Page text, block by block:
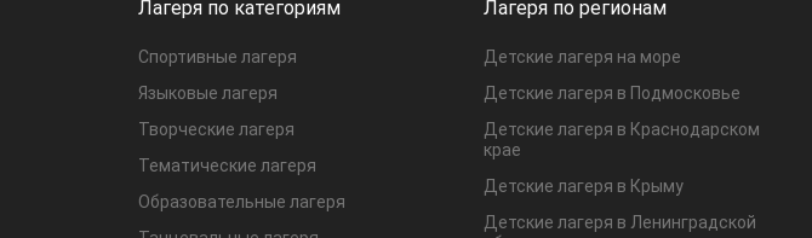
Лагеря по категориям
Спортивные лагеря
Языковые лагеря
Творческие лагеря
Тематические лагеря
Образовательные лагеря
Лагеря по регионам
Детские лагеря на море
Детские лагеря в Подмосковье
Детские лагеря в Краснодарском
крае
Детские лагеря в Крыму
Детские лагеря в Ленинградской